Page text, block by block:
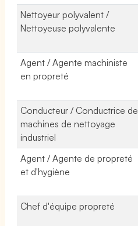
Nettoyeur polyvalent /
Nettoyeuse polyvalente
Agent / Agente machiniste
en propreté
Conducteur / Conductrice de
machines de nettoyage
industriel
Agent / Agente de propreté
et d'hygiène
Chef d'équipe propreté